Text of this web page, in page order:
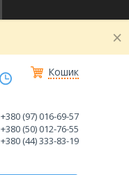
Кошик
+380 (97) 016-69-57
+380 (50) 012-76-55
+380 (44) 333-83-19